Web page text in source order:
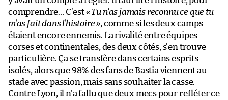
comprendre… C’est« Tu n’as jamais reconnu ce que tu
m’as fait dans l’histoire », comme si les deux camps
étaient encore ennemis. La rivalité entre équipes
corses et continentales, des deux côtés, s’en trouve
particulière. Ça se transfère dans certains esprits
isolés, alors que 98% des fans de Bastia viennent au
stade avec passion, mais sans souhaiter la casse.
Contre Lyon, il n’a fallu que deux mecs pour refléter ce